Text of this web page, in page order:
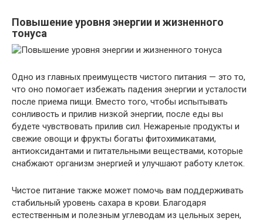
Повышение уровня энергии и жизненного
тонуса
Одно из главных преимуществ чистого питания — это то,
что оно помогает избежать падения энергии и усталости
после приема пищи. Вместо того, чтобы испытывать
сонливость и прилив низкой энергии, после еды вы
будете чувствовать прилив сил. Нежареные продукты и
свежие овощи и фрукты богаты фитохимикатами,
антиоксидантами и питательными веществами, которые
снабжают организм энергией и улучшают работу клеток.
Чистое питание также может помочь вам поддерживать
стабильный уровень сахара в крови. Благодаря
естественным и полезным углеводам из цельных зерен,